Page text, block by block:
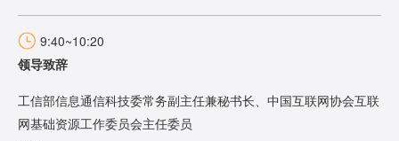
9:40~10:20
领导致辞
工信部信息通信科技委常务副主任兼秘书长、中国互联网协会互联
网基础资源工作委员会主任委员